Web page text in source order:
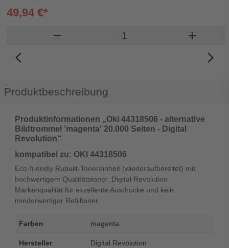
49,94 €*
remove Produkt Warenkorb
add
arrow_back_ios_new
arrow_forward_ios
Produktbeschreibung
Produktinformationen „Oki 44318506 - alternative
Bildtrommel 'magenta' 20.000 Seiten - Digital
Revolution“
kompatibel zu: OKI 44318506
Eco-friendly Rubuilt-Tonereinheit (wiederaufbereitet) mit
hochwertigem Qualitätstoner. Digital Revolution
Markenqualität für exzellente Ausdrucke und kein
minderwertiger Refilltoner.
Farben magenta
Hersteller Digital Revolution